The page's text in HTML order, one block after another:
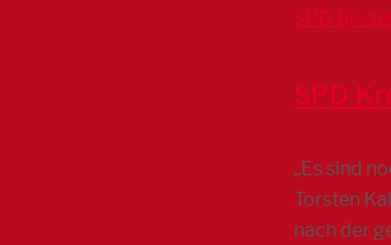
SPD
SPD
„Es sind
Torsten
nach der